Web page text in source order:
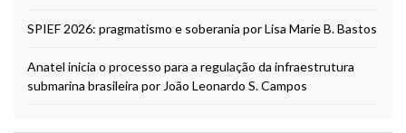
SPIEF 2026: pragmatismo e soberania por Lisa Marie B. Bastos
Anatel inicia o processo para a regulação da infraestrutura
submarina brasileira por João Leonardo S. Campos